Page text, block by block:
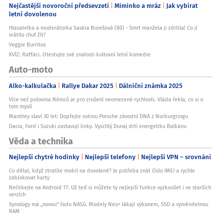
Nejčastější novoroční předsevzetí Miminko a mráz Jak vybírat
letní dovolenou
Hlasatelka a moderátorka Saskia Burešová (80) - Smrt manžela ji zdrtila! Co jí
vrátilo chuť žít?
Veggie Burritos
KVÍZ: Rafťáci. Otestujte své znalosti kultovní letní komedie
Auto-moto
Alko-kalkulačka Rallye Dakar 2025 Dálniční známka 2025
Více než polovina Němců je pro zrušení neomezené rychlosti. Vláda řekla, co si o
tom myslí
Manthey slaví 30 let: Dopřejte svému Porsche závodní DNA z Nürburgringu
Dacia, Ford i Suzuki zastavují linky. Vyschlý Dunaj drtí energetiku Balkánu
Věda a technika
Nejlepší chytré hodinky Nejlepší telefony Nejlepší VPN – srovnání
Co dělat, když ztratíte mobil na dovolené? Je potřeba znát číslo IMEI a rychle
zablokovat karty
Nečekejte na Android 17. Už teď si můžete ty nejlepší funkce vyzkoušet i ve starších
verzích
Synology má „novou“ řadu NASů. Modely Neo+ lákají výkonem, SSD a vyměnitelnou
RAM